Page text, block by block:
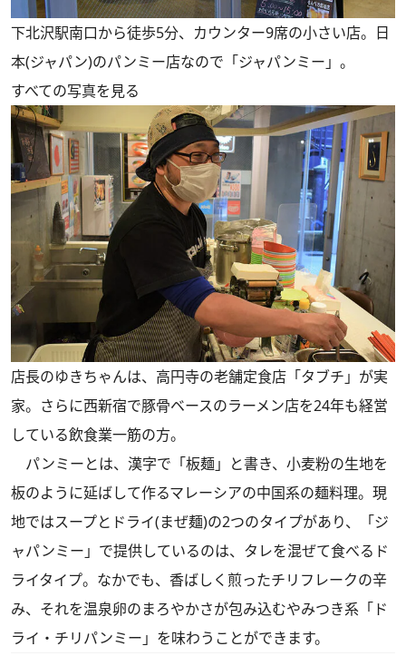
下北沢駅南口から徒歩5分、カウンター9席の小さい店。日
本(ジャパン)のパンミー店なので「ジャパンミー」。
すべての写真を見る
店長のゆきちゃんは、高円寺の老舗定食店「タブチ」が実
家。さらに西新宿で豚骨ベースのラーメン店を24年も経営
している飲食業一筋の方。
パンミーとは、漢字で「板麺」と書き、小麦粉の生地を
板のように延ばして作るマレーシアの中国系の麺料理。現
地ではスープとドライ(まぜ麺)の2つのタイプがあり、「ジ
ャパンミー」で提供しているのは、タレを混ぜて食べるド
ライタイプ。なかでも、香ばしく煎ったチリフレークの辛
み、それを温泉卵のまろやかさが包み込むやみつき系 「ド
ライ・チリパンミー」 を味わうことができます。